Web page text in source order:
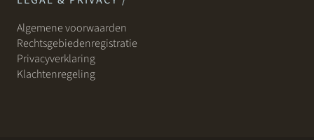
Algemene voorwaarden
Rechtsgebiedenregistratie
Privacyverklaring
Klachtenregeling